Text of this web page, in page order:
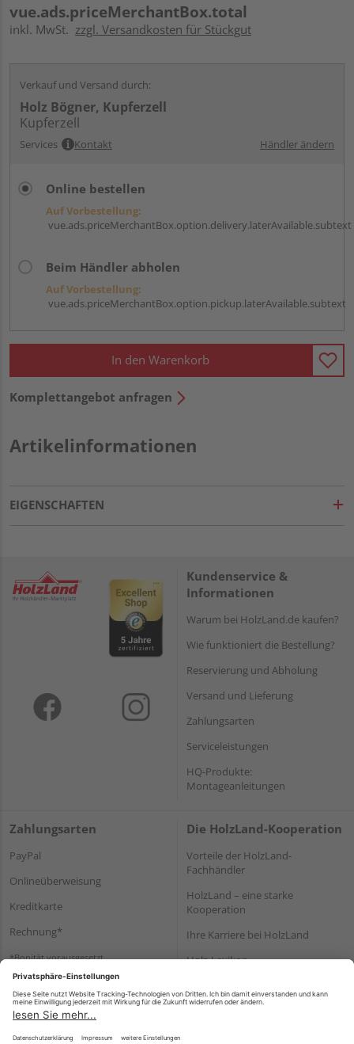
vue.ads.priceMerchantBox.total
inkl. MwSt. zzgl. Versandkosten für Stückgut
Verkauf und Versand durch:
Holz Bögner, Kupferzell
Kupferzell
Services Kontakt Händler ändern
Online bestellen
Auf Vorbestellung:
vue.ads.priceMerchantBox.option.delivery.laterAvailable.subtext
Beim Händler abholen
Auf Vorbestellung:
vue.ads.priceMerchantBox.option.pickup.laterAvailable.subtext
In den Warenkorb
Komplettangebot anfragen
Artikelinformationen
EIGENSCHAFTEN
Kundenservice &
Informationen
Warum bei HolzLand.de kaufen?
Wie funktioniert die Bestellung?
Reservierung und Abholung
Versand und Lieferung
Zahlungsarten
Serviceleistungen
HQ-Produkte:
Montageanleitungen
Zahlungsarten
PayPal
Onlineüberweisung
Kreditkarte
Rechnung*
*Bonität vorausgesetzt
Die HolzLand-Kooperation
Vorteile der HolzLand-
Fachhändler
HolzLand – eine starke
Kooperation
Ihre Karriere bei HolzLand
Holz-Lexikon